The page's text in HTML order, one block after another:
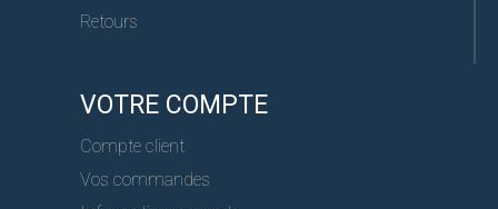
Retours
VOTRE COMPTE
Compte client
Vos commandes